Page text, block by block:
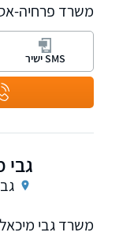
משרד פרחיה-
ניסיון עשיר
עסקית-
מספקים ייצוג
האזרחי
העסקיים של
SMS ישיר
גבי
משרד גבי